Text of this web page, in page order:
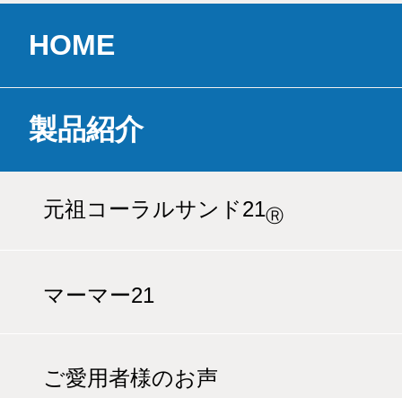
HOME
製品紹介
元祖コーラルサンド21Ⓡ
マーマー21
ご愛用者様のお声